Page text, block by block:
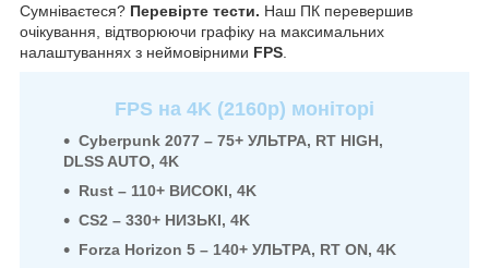
Сумніваєтеся? Перевірте тести. Наш ПК перевершив
очікування, відтворюючи графіку на максимальних
налаштуваннях з неймовірними FPS
FPS на 4K (2160р) моніторі
Cyberpunk 2077 – 75+ УЛЬТРА, RT HIGH,
DLSS AUTO, 4K
Rust – 110+ ВИСОКІ, 4K
CS2 – 330+ НИЗЬКІ, 4K
Forza Horizon 5 – 140+ УЛЬТРА, RT ON, 4K